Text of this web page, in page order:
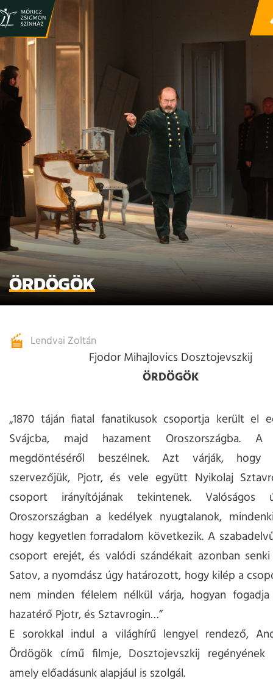
ÖRDÖGÖK
Lendvai Zoltán
Fjodor Mihajlovics Dosztojevszkij
ÖRDÖGÖK
„1870 táján fiatal fanatikusok csoportja került el
Svájcba, majd hazament Oroszországba.
megdöntéséről beszélnek. Azt várják, hogy
szervezőjük, Pjotr, és vele együtt Nyikolaj
csoport irányítójának tekintenek. Valóságos
Oroszországban a kedélyek nyugtalanok,
hogy kegyetlen forradalom következik. A
csoport erejét, és valódi szándékait azonban
Satov, a nyomdász úgy határozott, hogy kilép a
nem minden félelem nélkül várja, hogyan
hazatérő Pjotr, és Sztavrogin…”
E sorokkal indul a világhírű lengyel rendező,
Ördögök című filmje, Dosztojevszkij regényének
amely előadásunk alapjául is szolgál.